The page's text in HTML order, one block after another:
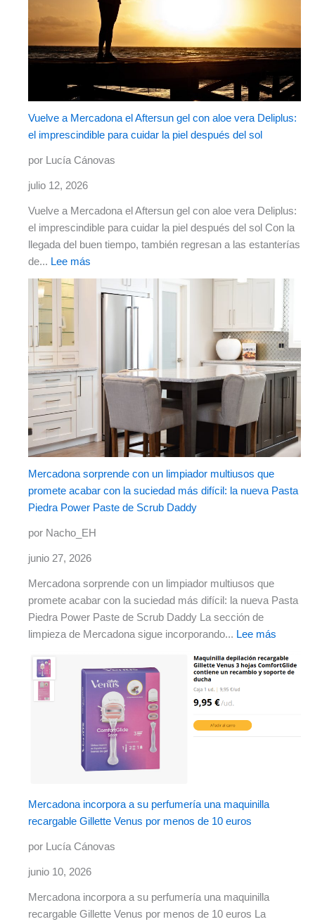
Vuelve a Mercadona el Aftersun gel con aloe vera Deliplus:
el imprescindible para cuidar la piel después del sol
por Lucía Cánovas
julio 12, 2026
Vuelve a Mercadona el Aftersun gel con aloe vera Deliplus:
el imprescindible para cuidar la piel después del sol Con la
llegada del buen tiempo, también regresan a las estanterías
de... Lee más
Mercadona sorprende con un limpiador multiusos que
promete acabar con la suciedad más difícil: la nueva Pasta
Piedra Power Paste de Scrub Daddy
por Nacho_EH
junio 27, 2026
Mercadona sorprende con un limpiador multiusos que
promete acabar con la suciedad más difícil: la nueva Pasta
Piedra Power Paste de Scrub Daddy La sección de
limpieza de Mercadona sigue incorporando... Lee más
Mercadona incorpora a su perfumería una maquinilla
recargable Gillette Venus por menos de 10 euros
por Lucía Cánovas
junio 10, 2026
Mercadona incorpora a su perfumería una maquinilla
recargable Gillette Venus por menos de 10 euros La